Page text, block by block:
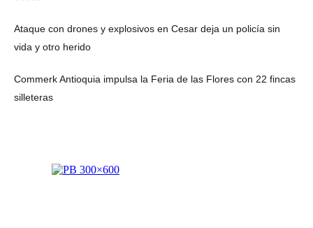
Ataque con drones y explosivos en Cesar deja un policía sin
vida y otro herido
Commerk Antioquia impulsa la Feria de las Flores con 22 fincas
silleteras